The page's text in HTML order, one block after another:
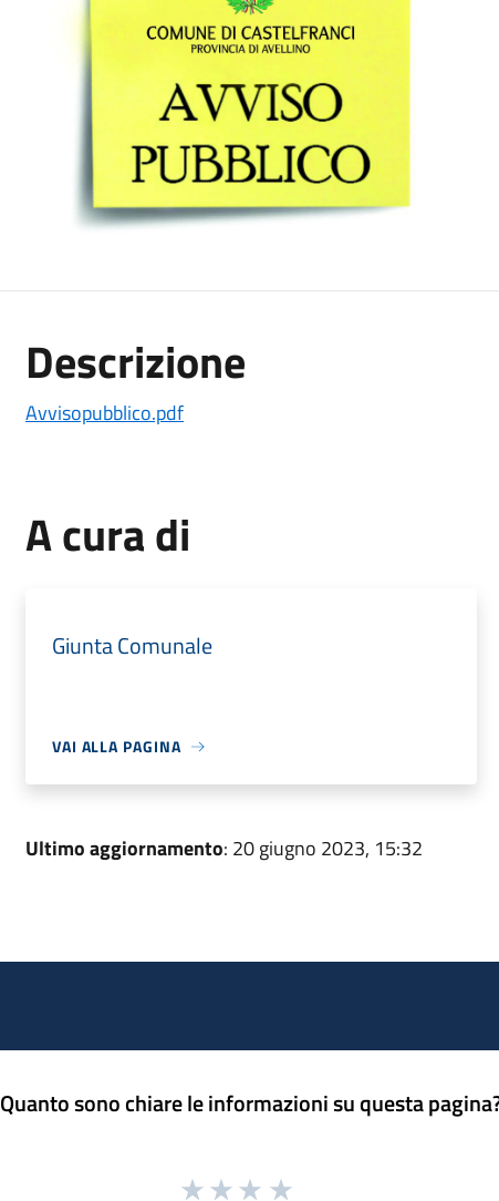
Descrizione
Avvisopubblico.pdf
A cura di
Giunta Comunale
VAI ALLA PAGINA
Ultimo aggiornamento: 20 giugno 2023, 15:32
Quanto sono chiare le informazioni su questa